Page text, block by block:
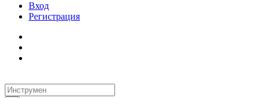
Вход
Регистрация